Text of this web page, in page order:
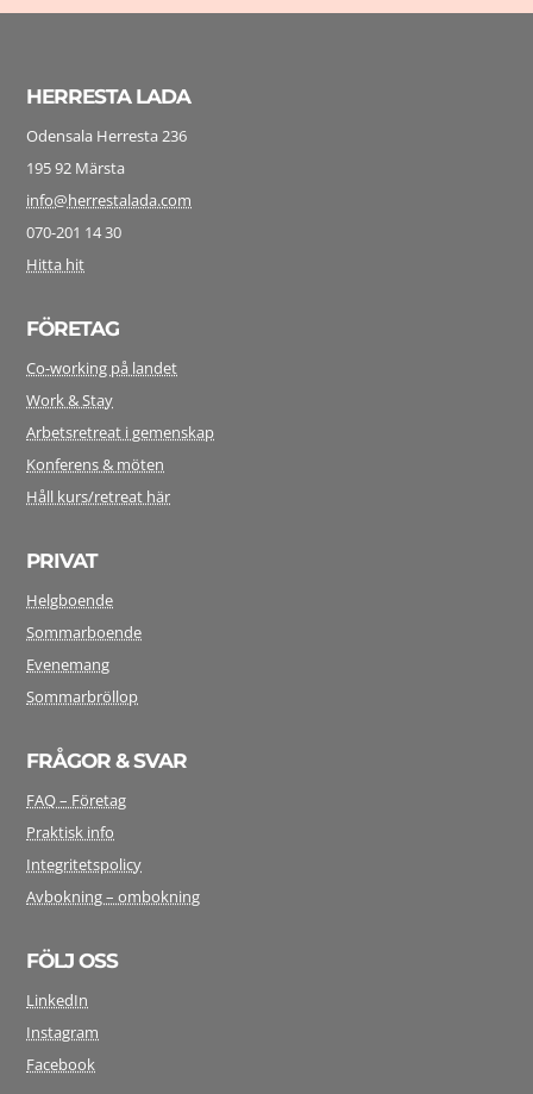
HERRESTA LADA
Odensala Herresta 236
195 92 Märsta
info@herrestalada.com
070-201 14 30
Hitta hit
FÖRETAG
Co-working på landet
Work & Stay
Arbetsretreat i gemenskap
Konferens & möten
Håll kurs/retreat här
PRIVAT
Helgboende
Sommarboende
Evenemang
Sommarbröllop
FRÅGOR & SVAR
FAQ – Företag
Praktisk info
Integritetspolicy
Avbokning – ombokning
FÖLJ OSS
LinkedIn
Instagram
Facebook